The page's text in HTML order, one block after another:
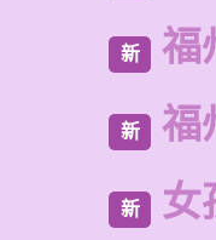
新 福
新 福
新 女